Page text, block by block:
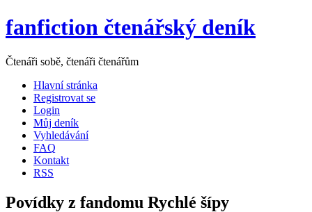
fanfiction čtenářský deník
Čtenáři sobě, čtenáři čtenářům
Hlavní stránka
Registrovat se
Login
Můj deník
Vyhledávání
FAQ
Kontakt
RSS
Povídky z fandomu Rychlé šípy